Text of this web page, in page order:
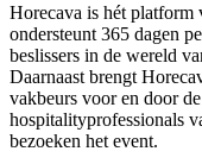
Horecava is hét platform
ondersteunt 365 dagen
beslissers in de wereld
Daarnaast brengt
vakbeurs voor en door
hospitalityprofessionals
bezoeken het event.